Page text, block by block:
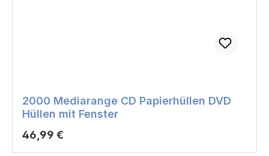
2000 Mediarange CD Papierhüllen DVD
Hüllen mit Fenster
Regulärer Preis:
46,99 €